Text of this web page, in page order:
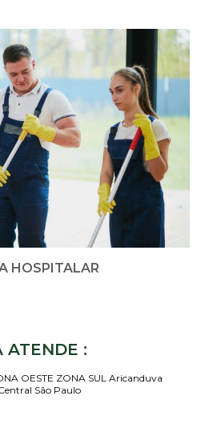
HOSPITALAR
ATENDE :
OESTE ZONA SUL Aricanduva
São Paulo